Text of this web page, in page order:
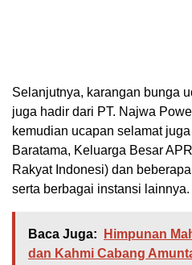
Selanjutnya, karangan bunga
juga hadir dari PT. Najwa
kemudian ucapan selamat
Baratama, Keluarga Besar
Rakyat Indonesi) dan
serta berbagai instansi lainnya.
Baca Juga:
Himpunan
dan Kahmi Cabang